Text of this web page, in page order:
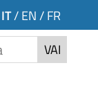
IT/ EN / FR
VAI